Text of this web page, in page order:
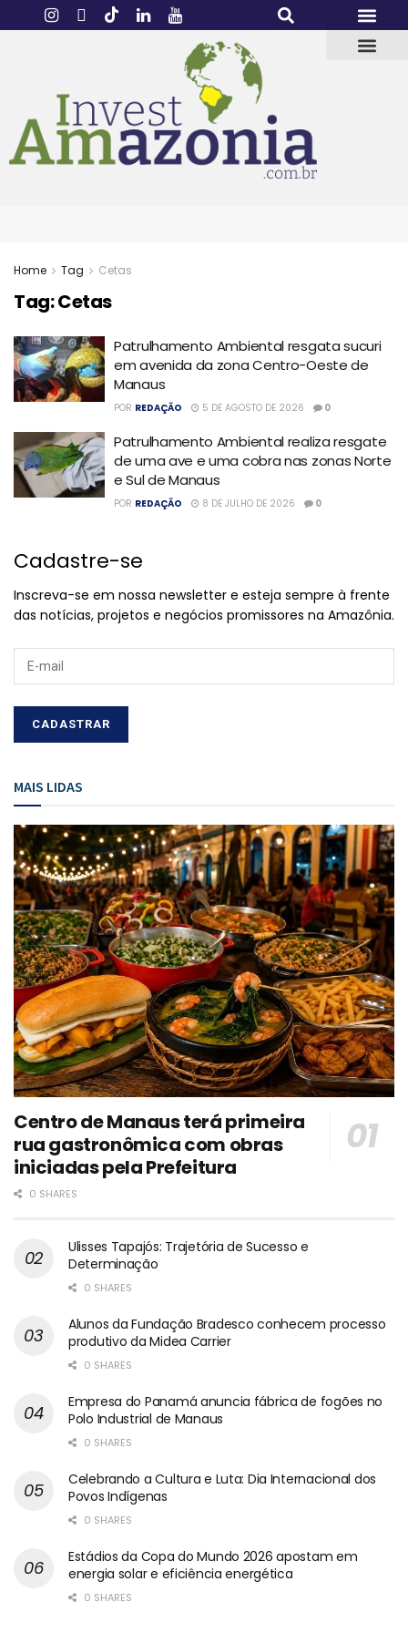
Home Tag Cetas
Tag:Cetas
Patrulhamento Ambiental resgata sucuri
em avenida da zona Centro-Oeste de
Manaus
POR REDAÇÃO 5 DE AGOSTO DE 2026 0
Patrulhamento Ambiental realiza resgate
de uma ave e uma cobra nas zonas Norte
e Sul de Manaus
POR REDAÇÃO 8 DE JULHO DE 2026 0
Cadastre-se
Inscreva-se em nossa newsletter e esteja sempre à frente
das notícias, projetos e negócios promissores na Amazônia.
MAIS LIDAS
Centro de Manaus terá primeira
rua gastronômica com obras
iniciadas pela Prefeitura
0 SHARES
Ulisses Tapajós: Trajetória de Sucesso e
Determinação
0 SHARES
Alunos da Fundação Bradesco conhecem processo
produtivo da Midea Carrier
0 SHARES
Empresa do Panamá anuncia fábrica de fogões no
Polo Industrial de Manaus
0 SHARES
Celebrando a Cultura e Luta: Dia Internacional dos
Povos Indígenas
0 SHARES
Estádios da Copa do Mundo 2026 apostam em
energia solar e eficiência energética
0 SHARES